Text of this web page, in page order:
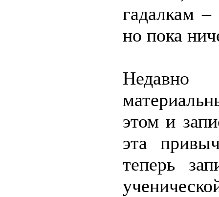
гадалкам –
но пока
этом и
эта
теперь